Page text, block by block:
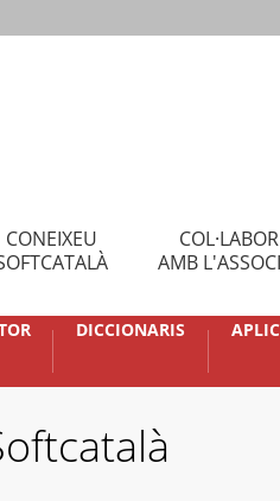
CONEIXEU
AMB
DICCIONARIS